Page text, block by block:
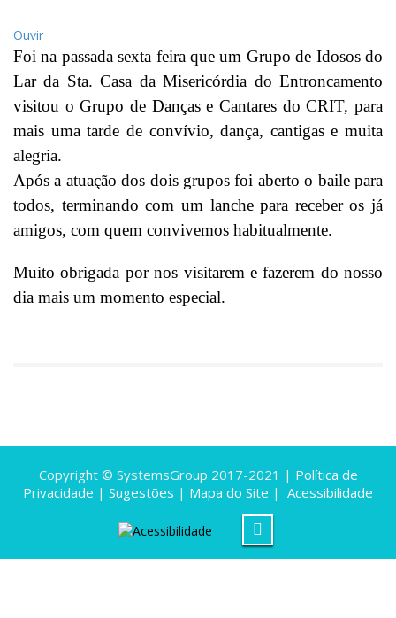
Ouvir
Foi na passada sexta feira que um Grupo de Idosos do
Lar da Sta. Casa da Misericórdia do Entroncamento
visitou o Grupo de Danças e Cantares do CRIT, para
mais uma tarde de convívio, dança, cantigas e muita
alegria.
Após a atuação dos dois grupos foi aberto o baile para
todos, terminando com um lanche para receber os já
amigos, com quem convivemos habitualmente.
Muito obrigada por nos visitarem e fazerem do nosso
dia mais um momento especial.
Copyright © SystemsGroup 2017-2021 | Política de
Privacidade | Sugestões | Mapa do Site | Acessibilidade